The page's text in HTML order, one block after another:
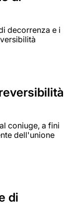
decorrenza e i
coniuge, a fini
dell'unione
di